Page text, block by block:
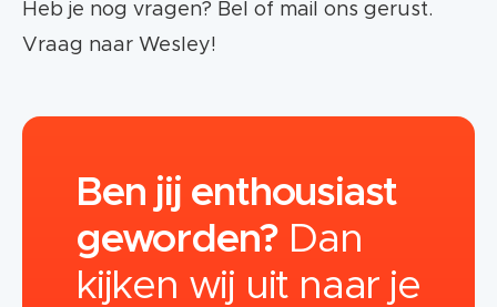
Heb je nog vragen? Bel of mail ons gerust.
Vraag naar Wesley!
Ben jij enthousiast
geworden? Dan
kijken wij uit naar je